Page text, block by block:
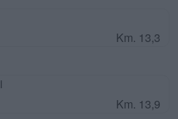
Km. 13,3
Km. 13,9